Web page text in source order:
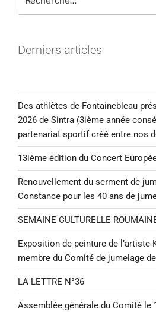
Derniers articles
Des athlètes de Fontainebleau
2026 de Sintra (3ième année
partenariat sportif créé entre nos
13ième édition du Concert
Renouvellement du serment de
Constance pour les 40 ans de
SEMAINE CULTURELLE
Exposition de peinture de l’artiste
membre du Comité de jumelage
LA LETTRE N°36
Assemblée générale du Comité le